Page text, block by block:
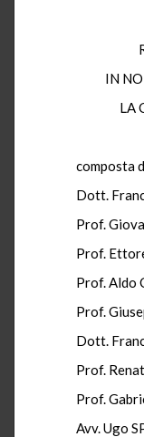
IN
LA
composta
Dott.
Prof.
Prof.
Prof. Aldo
Prof.
Dott.
Prof.
Prof.
Avv. Ugo